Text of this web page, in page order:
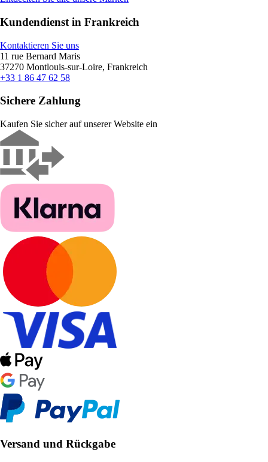
Kundendienst in Frankreich
Kontaktieren Sie uns
11 rue Bernard Maris
37270 Montlouis-sur-Loire, Frankreich
+33 1 86 47 62 58
Sichere Zahlung
Kaufen Sie sicher auf unserer Website ein
Versand und Rückgabe